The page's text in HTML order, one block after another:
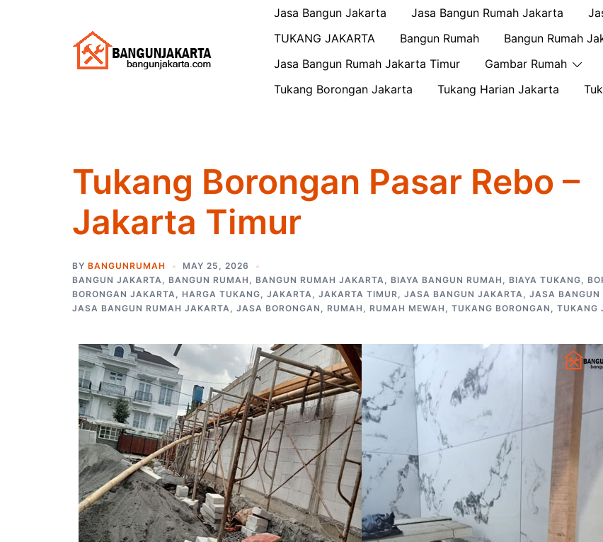
Jasa Bangun Jakarta Jasa Bangun Rumah Jakarta
TUKANG JAKARTA
Bangun Rumah
Bangun Rumah
Jasa Bangun Rumah Jakarta Timur
Gambar Rumah
Tukang Borongan Jakarta
Tukang Harian Jakarta
Tukang Borongan Pasar Rebo –
Jakarta Timur
BY BANGUNRUMAH
MAY 25, 2026
BANGUN JAKARTA, BANGUN RUMAH , BANGUN RUMAH JAKARTA, BIAYA BANGUN RUMAH , BIAYA TUKANG,
BORONGAN JAKARTA, HARGA TUKANG, JAKARTA, JAKARTA TIMUR, JASA BANGUN JAKARTA, JASA BANGUN
JASA BANGUN RUMAH JAKARTA, JASA BORONGAN , RUMAH , RUMAH MEWAH , TUKANG BORONGAN , TUKANG